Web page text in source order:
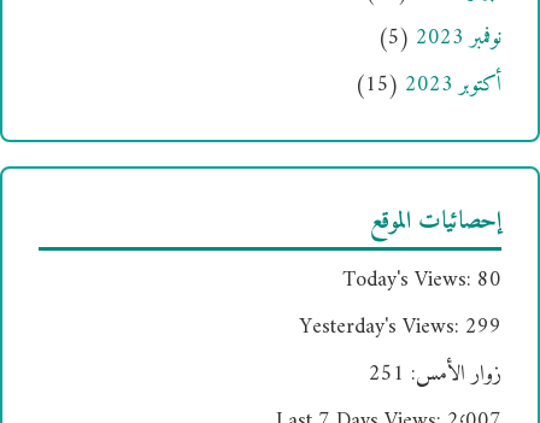
نوفمبر 2023
(5)
أكتوبر 2023
(15)
إحصائيات الموقع
Today's Views: 80
Yesterday's Views: 299
زوار الأمس: 251